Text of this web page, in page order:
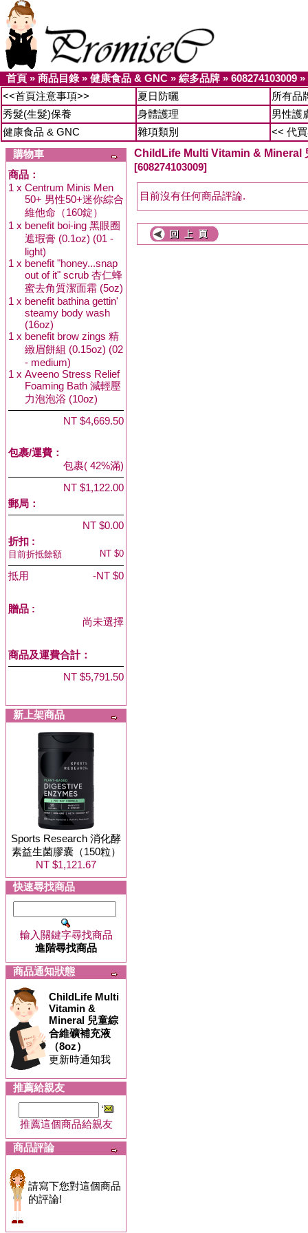
首頁 » 商品目錄» 健康食品 & GNC » 綜多品牌 » 608274103009 »
<<首頁注意事項>>
夏日防曬
所有品
秀髮(生髮)保養
身體護理
男性護
健康食品 & GNC
雜項類別
<< 代
購物車
商品：
1 x Centrum Minis Men
50+ 男性50+迷你綜合
維他命（160錠）
1 x benefit boi-ing 黑眼圈
遮瑕膏 (0.1oz) (01 -
light)
1 x benefit "honey...snap
out of it" scrub 杏仁蜂
蜜去角質潔面霜 (5oz)
1 x benefit bathina gettin'
steamy body wash
(16oz)
1 x benefit brow zings 精
緻眉餅組 (0.15oz) (02
- medium)
1 x Aveeno Stress Relief
Foaming Bath 減輕壓
力泡泡浴 (10oz)
NT $4,669.50
包裹/運費：
包裹( 42%滿)
NT $1,122.00
郵局：
NT $0.00
折扣 :
目前折抵餘額 NT $0
抵用 -NT $0
贈品 :
尚未選擇
商品及運費合計：
NT $5,791.50
新上架商品
Sports Research 消化酵
素益生菌膠囊（150粒）
NT $1,121.67
快速尋找商品
輸入關鍵字尋找商品
進階尋找商品
商品通知狀態
ChildLife Multi
Vitamin &
Mineral 兒童綜
合維礦補充液
（8oz）
更新時通知我
推薦給親友
推薦這個商品給親友
商品評論
請寫下您對這個商品
的評論!
ChildLife Multi Vitamin & Mineral
[608274103009]
目前沒有任何商品評論.